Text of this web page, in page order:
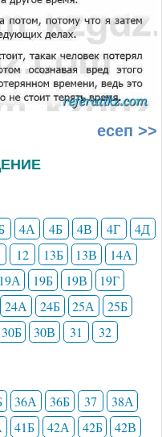
есеп >>
4А 4Б 4В 4Г
4Д
12 13Б 13В
14А
19А 19Б 19В
19Г
24А 24Б 25А
25Б
30Б 30В 31 32
36А 36Б 37
38А
41Б 42А 42Б
42В